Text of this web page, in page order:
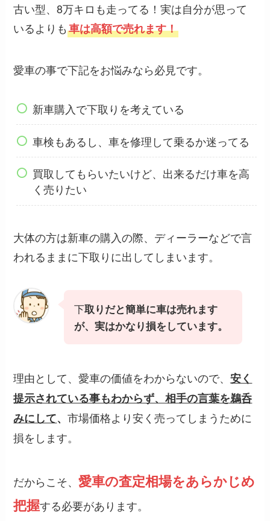
古い型、8万キロも走ってる！実は自分が思って
いるよりも車は高額で売れます！
愛車の事で下記をお悩みなら必見です。
新車購入で下取りを考えている
車検もあるし、車を修理して乗るか迷ってる
買取してもらいたいけど、出来るだけ車を高
く売りたい
大体の方は新車の購入の際、ディーラーなどで言
われるままに下取りに出してしまいます。
下取りだと簡単に車は売れます
が、実はかなり損をしています。
理由として、愛車の価値をわからないので、安く
提示されている事もわからず、相手の言葉を鵜呑
みにして、市場価格より安く売ってしまうために
損をします。
だからこそ、愛車の査定相場をあらかじめ
把握する必要があります。